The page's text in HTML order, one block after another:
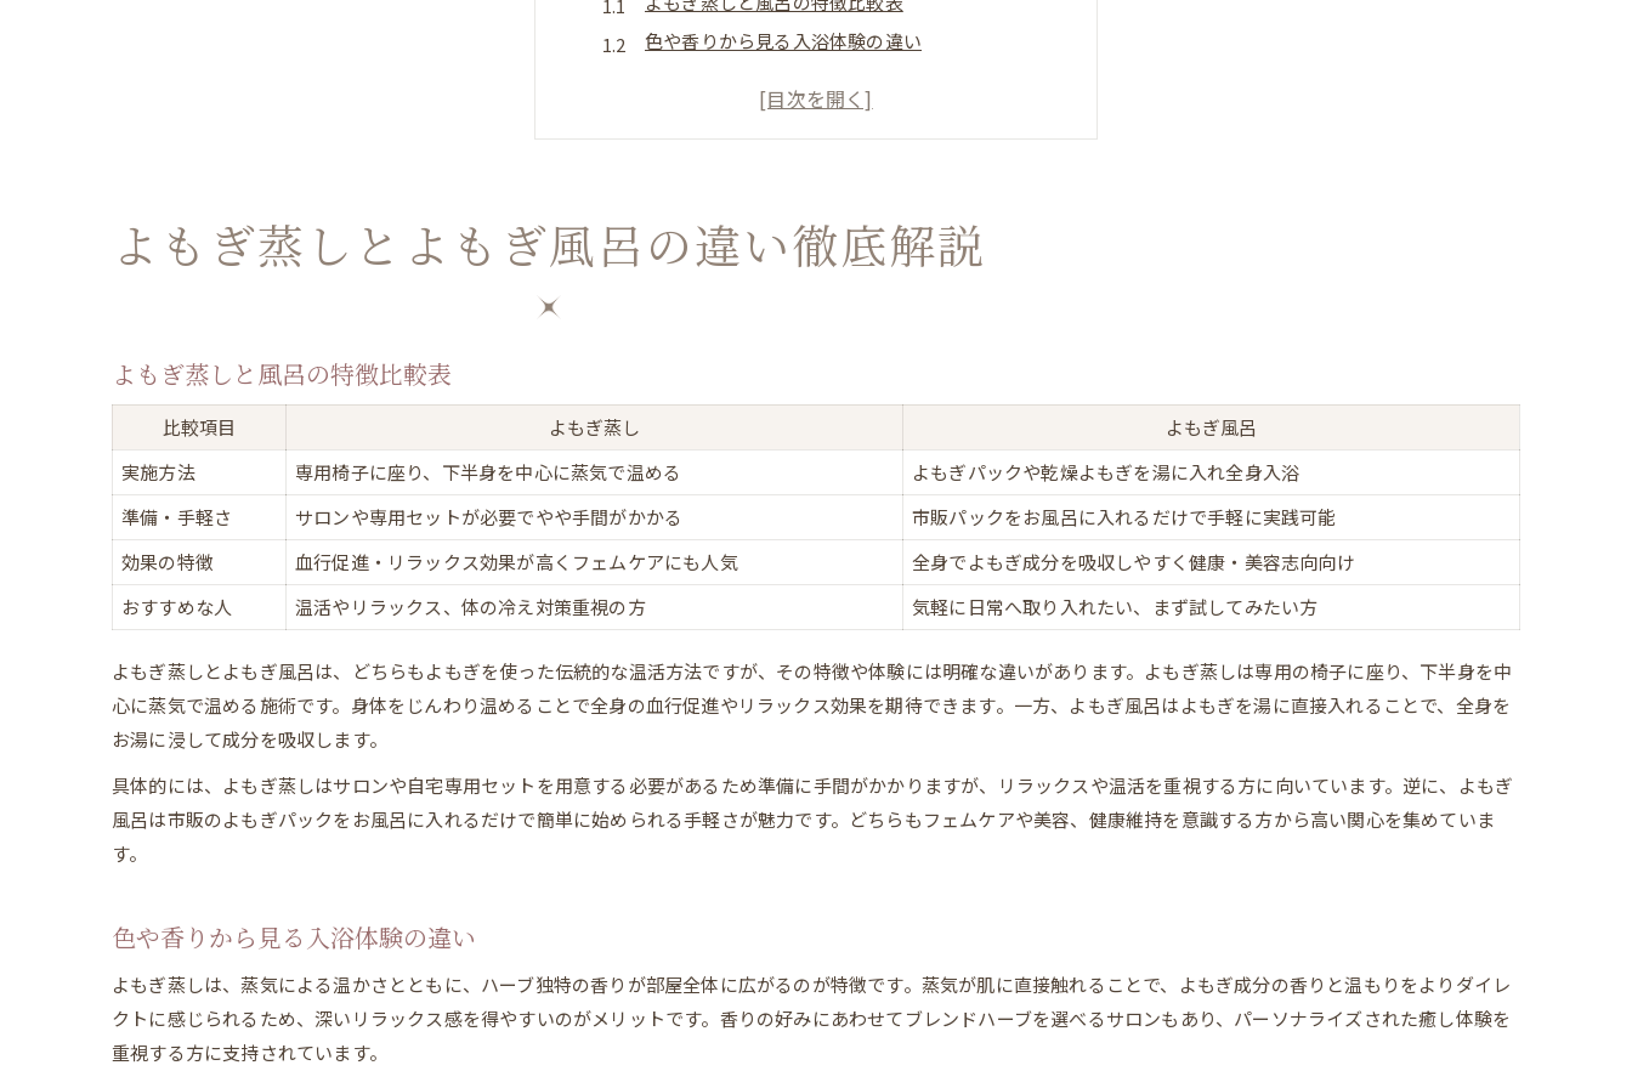
色や香りから見る入浴体験の違い
よもぎ蒸しの温活効果が高い理由
美容・リラックス効果早見表
よもぎ蒸しで叶える美肌ケア術
手軽さ重視ならよもぎ風呂がおすすめ
よもぎ風呂と蒸しの準備手間比較
忙しい女性に人気の理由とは
よもぎ風呂で楽しむ時短ケア術
アロマ好きが驚く色合い体験談
よもぎ蒸しが面倒な人への代替案
本格温活ならよもぎ蒸しの魅力を体感
温活効果の違いを表でチェック
よもぎ蒸しで深まるリラックス感
温活女子が選ぶ理由を解説
リラックスできる入浴法の選び方
よもぎ蒸しで心身が癒される理由
よもぎ蒸しとよもぎ風呂の違い徹底解説
よもぎ蒸しと風呂の特徴比較表
比較項目 よもぎ蒸し
よもぎ風呂
実施方法
専用椅子に座り、下半身を中心に蒸気で温める
よもぎパックや乾燥よもぎを湯に入れ全身入浴
準備・手軽さ
サロンや専用セットが必要でやや手間がかかる
市販パックをお風呂に入れるだけで手軽に実践可能
効果の特徴
血行促進・リラックス効果が高くフェムケアにも人気
全身でよもぎ成分を吸収しやすく健康・美容志向向け
おすすめな人
温活やリラックス、体の冷え対策重視の方 気軽に日常へ取り入れたい、まず試してみたい方
よもぎ蒸しとよもぎ風呂は、どちらもよもぎを使った伝統的な温活方法ですが、その特徴や体験には明確な違いがあります。よもぎ蒸しは専用の椅子に座り、下半身を中
心に蒸気で温める施術です。身体をじんわり温めることで全身の血行促進やリラックス効果を期待できます。一方、よもぎ風呂はよもぎを湯に直接入れることで、全身を
お湯に浸して成分を吸収します。
具体的には、よもぎ蒸しはサロンや自宅専用セットを用意する必要があるため準備に手間がかかりますが、リラックスや温活を重視する方に向いています。逆に、よもぎ
風呂は市販のよもぎパックをお風呂に入れるだけで簡単に始められる手軽さが魅力です。どちらもフェムケアや美容、健康維持を意識する方から高い関心を集めていま
す。
色や香りから見る入浴体験の違い
よもぎ蒸しは、蒸気による温かさとともに、ハーブ独特の香りが部屋全体に広がるのが特徴です。蒸気が肌に直接触れることで、よもぎ成分の香りと温もりをよりダイレ
クトに感じられるため、深いリラックス感を得やすいのがメリットです。香りの好みにあわせてブレンドハーブを選べるサロンもあり、パーソナライズされた癒し体験を
重視する方に支持されています。